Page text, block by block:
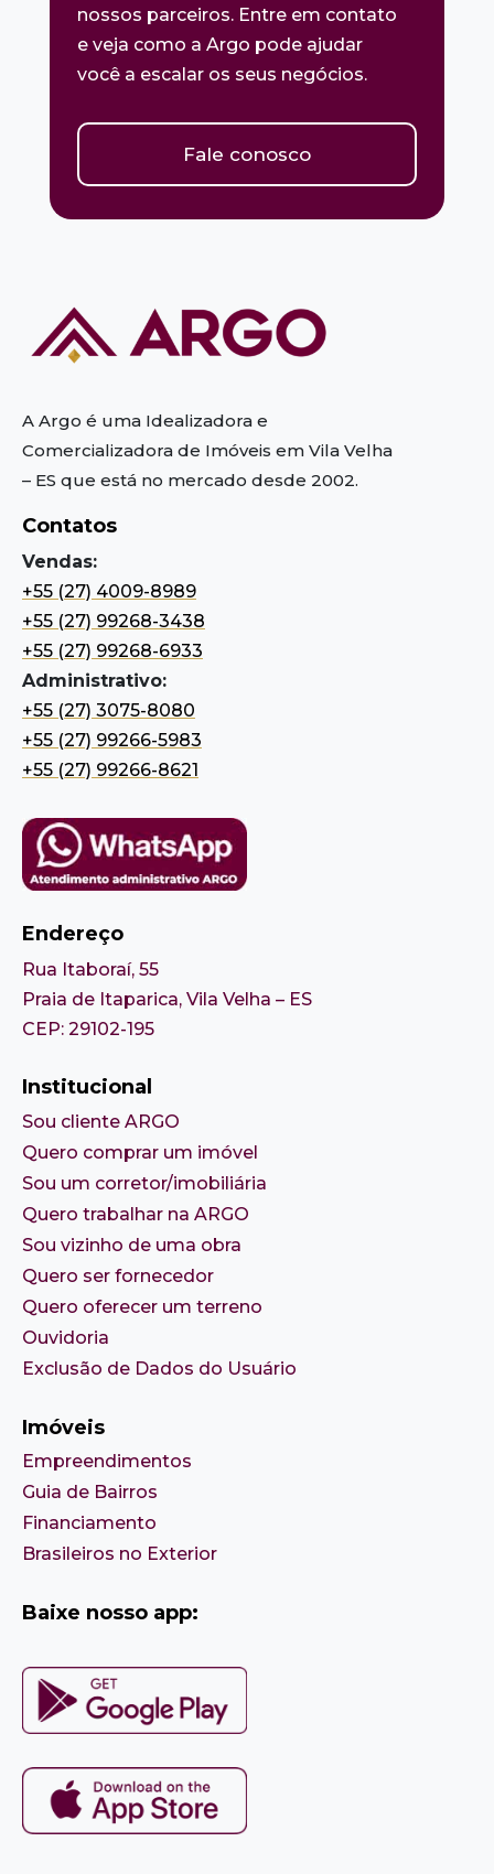
nossos parceiros. Entre em contato
e veja como a Argo pode ajudar
você a escalar os seus negócios.
Fale conosco
A Argo é uma Idealizadora e
Comercializadora de Imóveis em Vila Velha
– ES que está no mercado desde 2002.
Contatos
Vendas:
+55 (27) 4009-8989
+55 (27) 99268-3438
+55 (27) 99268-6933
Administrativo:
+55 (27) 3075-8080
+55 (27) 99266-5983
+55 (27) 99266-8621
Endereço
Rua Itaboraí, 55
Praia de Itaparica, Vila Velha – ES
CEP: 29102-195
Institucional
Sou cliente ARGO
Quero comprar um imóvel
Sou um corretor/imobiliária
Quero trabalhar na ARGO
Sou vizinho de uma obra
Quero ser fornecedor
Quero oferecer um terreno
Ouvidoria
Exclusão de Dados do Usuário
Imóveis
Empreendimentos
Guia de Bairros
Financiamento
Brasileiros no Exterior
Baixe nosso app: